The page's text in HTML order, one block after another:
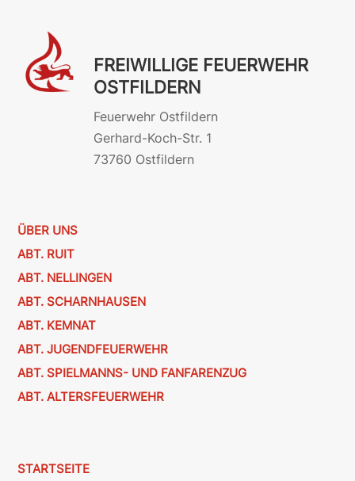
FREIWILLIGE FEUERWEHR
OSTFILDERN
Feuerwehr Ostfildern
Gerhard-Koch-Str. 1
73760 Ostfildern
ÜBER UNS
ABT. RUIT
ABT. NELLINGEN
ABT. SCHARNHAUSEN
ABT. KEMNAT
ABT. JUGENDFEUERWEHR
ABT. SPIELMANNS- UND FANFARENZUG
ABT. ALTERSFEUERWEHR
STARTSEITE